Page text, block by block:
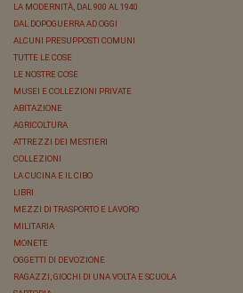
LA MODERNITÀ, DAL 900 AL 1940
DAL DOPOGUERRA AD OGGI
ALCUNI PRESUPPOSTI COMUNI
TUTTE LE COSE
LE NOSTRE COSE
MUSEI E COLLEZIONI PRIVATE
ABITAZIONE
AGRICOLTURA
ATTREZZI DEI MESTIERI
COLLEZIONI
LA CUCINA E IL CIBO
LIBRI
MEZZI DI TRASPORTO E LAVORO
MILITARIA
MONETE
OGGETTI DI DEVOZIONE
RAGAZZI, GIOCHI DI UNA VOLTA E SCUOLA